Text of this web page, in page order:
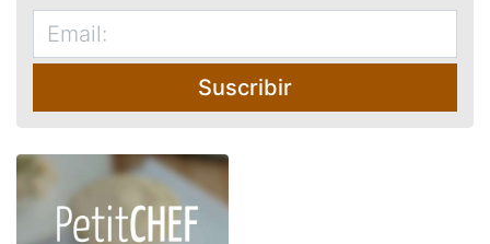
Suscribir